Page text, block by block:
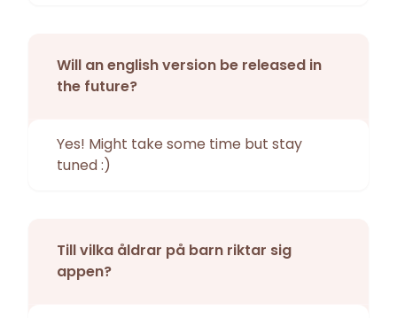
Will an english version be released in
the future?
Yes! Might take some time but stay
tuned :)
Till vilka åldrar på barn riktar sig
appen?